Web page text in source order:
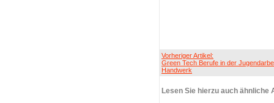
Vorheriger Artikel:
Green Tech Berufe in der
Handwerk
Lesen Sie hierzu auch ähnliche